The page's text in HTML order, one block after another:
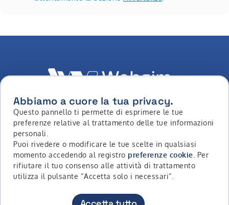
LinkedIn Youtube Whatsapp Facebook Instagram
Copyright © 2026 - Intermonte SIM S.p.a. All Rights
Reserved
Accessibilità Privacy Policy
Abbiamo a cuore la tua privacy.
Questo pannello ti permette di esprimere le tue
preferenze relative al trattamento delle tue informazioni
personali.
Puoi rivedere o modificare le tue scelte in qualsiasi
momento accedendo al registro preferenze cookie . Per
rifiutare il tuo consenso alle attività di trattamento
utilizza il pulsante “Accetta solo i necessari”.